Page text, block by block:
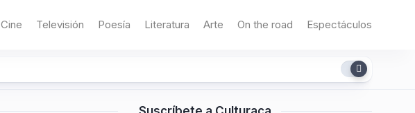
Cine Televisión Poesía Literatura Arte On the road Espectáculos